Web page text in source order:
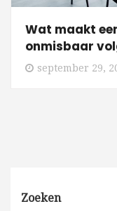
Wat maakt
onmisbaar
september 29,
Zoeken